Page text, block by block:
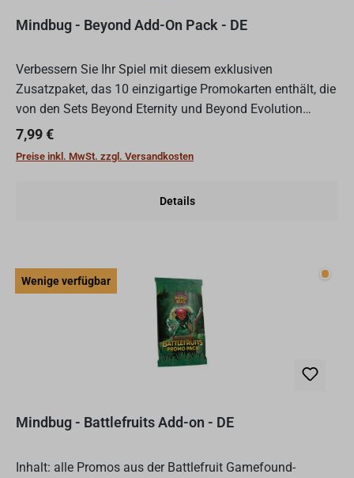
Mindbug - Beyond Add-On Pack - DE
Verbessern Sie Ihr Spiel mit diesem exklusiven
Zusatzpaket, das 10 einzigartige Promokarten enthält, die
von den Sets Beyond Eternity und Beyond Evolution
inspiriert sind. Jede Karte verfügt über mächtige,
experimente...
Regulärer Preis:
7,99 €
Preise inkl. MwSt. zzgl. Versandkosten
Details
Wenige verfügbar
Mindbug - Battlefruits Add-on - DE
Inhalt: alle Promos aus der Battlefruit Gamefound-